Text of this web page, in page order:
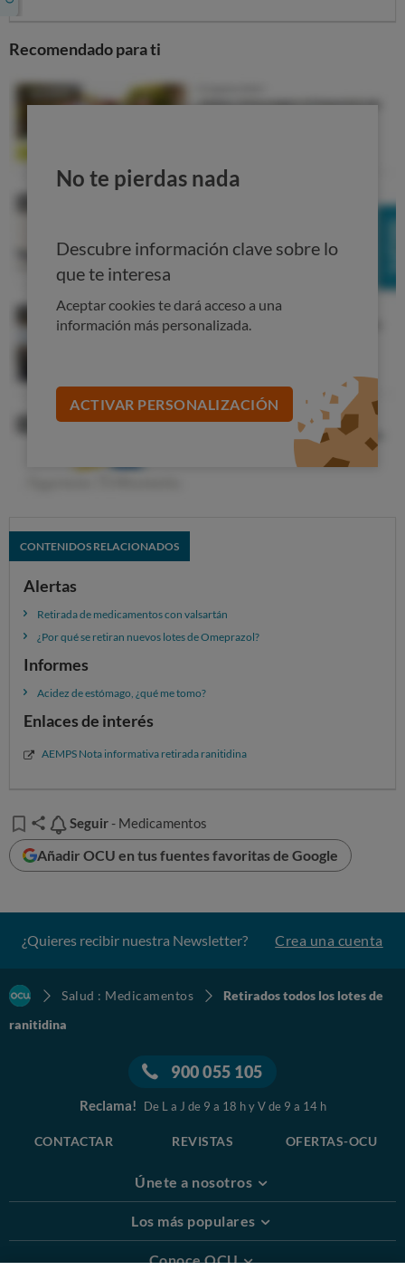
Recomendado para ti
No te pierdas nada
Descubre información clave sobre lo
que te interesa
Aceptar cookies te dará acceso a una
información más personalizada.
ACTIVAR PERSONALIZACIÓN
CONTENIDOS RELACIONADOS
Alertas
Retirada de medicamentos con valsartán
¿Por qué se retiran nuevos lotes de Omeprazol?
Informes
Acidez de estómago, ¿qué me tomo?
Enlaces de interés
AEMPS Nota informativa retirada ranitidina
Seguir
Seguir - Medicamentos
Añadir OCU en tus fuentes favoritas de Google
¿Quieres recibir nuestra Newsletter? Crea una cuenta
Salud : Medicamentos
Retirados todos los lotes de
ranitidina
900 055 105
Reclama! De L a J de 9 a 18 h y V de 9 a 14 h
CONTACTAR REVISTAS OFERTAS-OCU
Únete a nosotros
Los más populares
Conoce OCU